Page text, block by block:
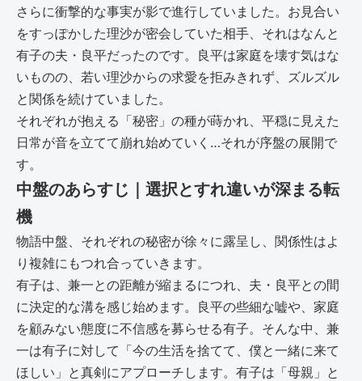
さらに衝撃的な事実が影で進行していました。お見合い
をすっぽかした理沙が密会していた相手、それはなんと
有子の夫・良平だったのです。良平は家庭を壊す気はな
いものの、若い理沙からの求愛を拒みきれず、ズルズル
と関係を続けていました。
それぞれが抱える「秘密」の種が蒔かれ、平穏に見えた
日常が音を立てて崩れ始めていく…それが序盤の展開で
す。
中盤のあらすじ｜選択とすれ違いが深まる転
機
物語中盤、それぞれの秘密が徐々に露呈し、関係性はよ
り複雑にもつれ合っていきます。
有子は、兼一との距離が縮まるにつれ、夫・良平との間
に決定的な溝を感じ始めます。良平の些細な嘘や、家庭
を顧みない態度に不信感を募らせる有子。そんな中、兼
一は有子に対して「今の生活を捨てて、僕と一緒に来て
ほしい」と真剣にアプローチします。有子は「母親」と